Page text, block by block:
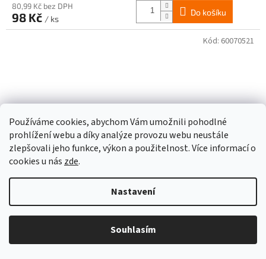
Používáme cookies, abychom Vám umožnili pohodlné
prohlížení webu a díky analýze provozu webu neustále
zlepšovali jeho funkce, výkon a použitelnost. Více informací o
cookies u nás zde.
Nastavení
Souhlasím
80,99 Kč bez DPH
98 Kč / ks
Do košíku
Paracord micro 1,4mm špulka 40m - NEON ORANŽOVÁ
Kód: 60070521